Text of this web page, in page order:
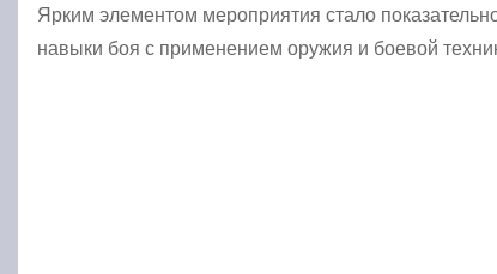
Ярким элементом мероприятия стало
навыки боя с применением оружия и боевой